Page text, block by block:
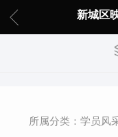
新城区
所属分类：学员